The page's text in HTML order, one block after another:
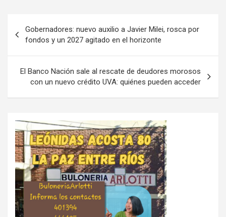
de
entradas
Gobernadores: nuevo auxilio a Javier Milei, rosca por
fondos y un 2027 agitado en el horizonte
El Banco Nación sale al rescate de deudores morosos
con un nuevo crédito UVA: quiénes pueden acceder